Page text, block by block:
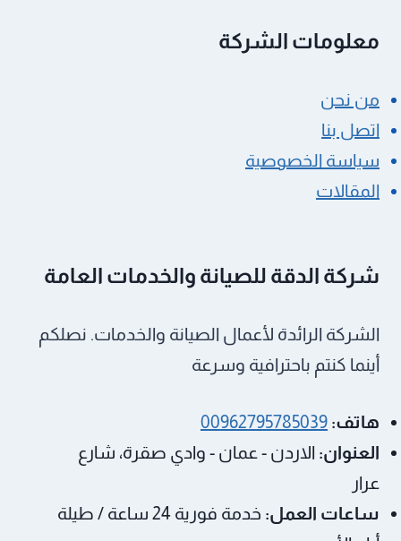
معلومات الشركة
من نحن
اتصل بنا
سياسة الخصوصية
المقالات
شركة الدقة للصيانة والخدمات العامة
الشركة الرائدة لأعمال الصيانة والخدمات. نصلكم
أينما كنتم باحترافية وسرعة
هاتف: 00962795785039
العنوان: الاردن - عمان - وادي صقرة، شارع
عرار
ساعات العمل:
خدمة فورية 24 ساعة / طيلة